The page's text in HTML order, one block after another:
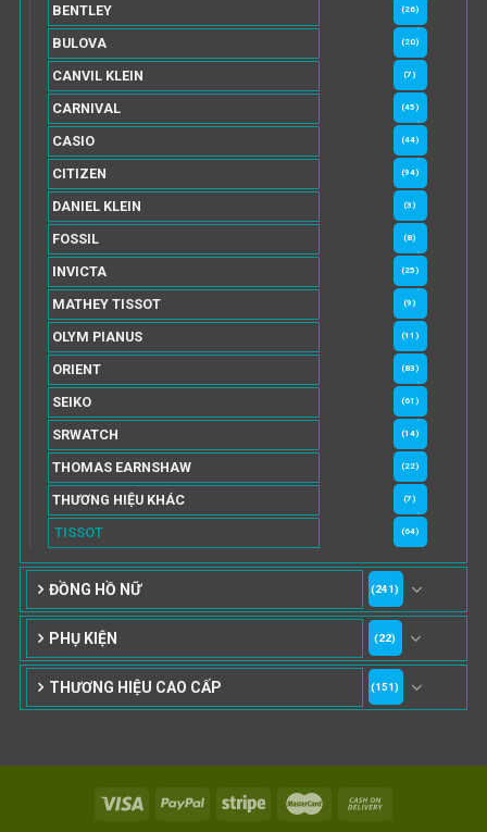
BENTLEY (26)
BULOVA (20)
CANVIL KLEIN (7)
CARNIVAL (45)
CASIO (44)
CITIZEN (94)
DANIEL KLEIN (3)
FOSSIL (8)
INVICTA (25)
MATHEY TISSOT (9)
OLYM PIANUS (11)
ORIENT (83)
SEIKO (61)
SRWATCH (14)
THOMAS EARNSHAW (22)
THƯƠNG HIỆU KHÁC (7)
TISSOT (64)
ĐỒNG HỒ NỮ (241)
PHỤ KIỆN (22)
THƯƠNG HIỆU CAO CẤP (151)